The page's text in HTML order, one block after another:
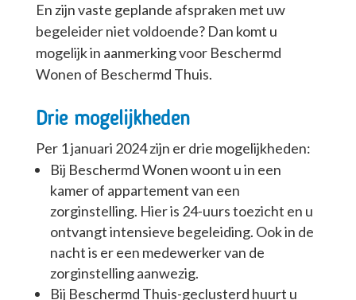
En zijn vaste geplande afspraken met uw
begeleider niet voldoende? Dan komt u
mogelijk in aanmerking voor Beschermd
Wonen of Beschermd Thuis.
Drie mogelijkheden
Per 1 januari 2024 zijn er drie mogelijkheden:
Bij Beschermd Wonen woont u in een
kamer of appartement van een
zorginstelling. Hier is 24-uurs toezicht en u
ontvangt intensieve begeleiding. Ook in de
nacht is er een medewerker van de
zorginstelling aanwezig.
Bij Beschermd Thuis-geclusterd huurt u